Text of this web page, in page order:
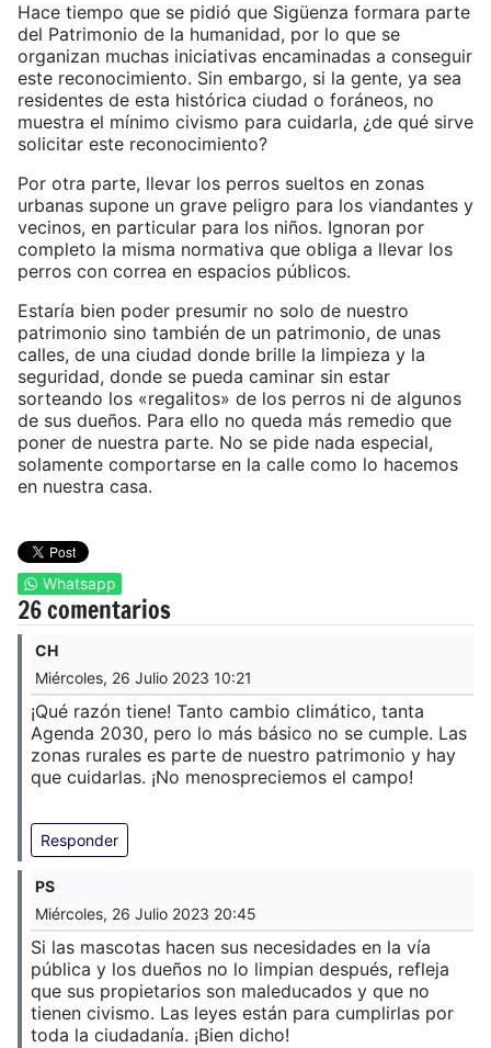
Hace tiempo que se pidió que Sigüenza formara parte
del Patrimonio de la humanidad, por lo que se
organizan muchas iniciativas encaminadas a conseguir
este reconocimiento. Sin embargo, si la gente, ya sea
residentes de esta histórica ciudad o foráneos, no
muestra el mínimo civismo para cuidarla, ¿de qué sirve
solicitar este reconocimiento?
Por otra parte, llevar los perros sueltos en zonas
urbanas supone un grave peligro para los viandantes y
vecinos, en particular para los niños. Ignoran por
completo la misma normativa que obliga a llevar los
perros con correa en espacios públicos.
Estaría bien poder presumir no solo de nuestro
patrimonio sino también de un patrimonio, de unas
calles, de una ciudad donde brille la limpieza y la
seguridad, donde se pueda caminar sin estar
sorteando los «regalitos» de los perros ni de algunos
de sus dueños. Para ello no queda más remedio que
poner de nuestra parte. No se pide nada especial,
solamente comportarse en la calle como lo hacemos
en nuestra casa.
Whatsapp
26 comentarios
CH
Miércoles, 26 Julio 2023 10:21
¡Qué razón tiene! Tanto cambio climático, tanta
Agenda 2030, pero lo más básico no se cumple. Las
zonas rurales es parte de nuestro patrimonio y hay
que cuidarlas. ¡No menospreciemos el campo!
Responder
PS
Miércoles, 26 Julio 2023 20:45
Si las mascotas hacen sus necesidades en la vía
pública y los dueños no lo limpian después, refleja
que sus propietarios son maleducados y que no
tienen civismo. Las leyes están para cumplirlas por
toda la ciudadanía. ¡Bien dicho!